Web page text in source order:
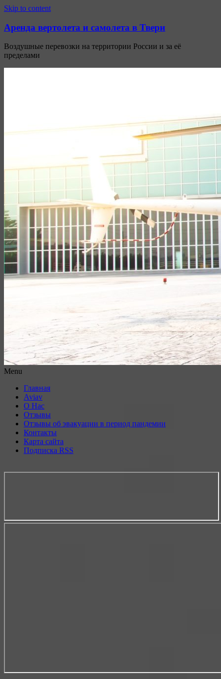
Skip to content
Аренда вертолета и самолета в Твери
Воздушные перевозки на территории России и за её
пределами
Menu
Главная
Aviav
О Нас
Отзывы
Отзывы об эвакуации в период пандемии
Контакты
Карта сайта
Подписка RSS